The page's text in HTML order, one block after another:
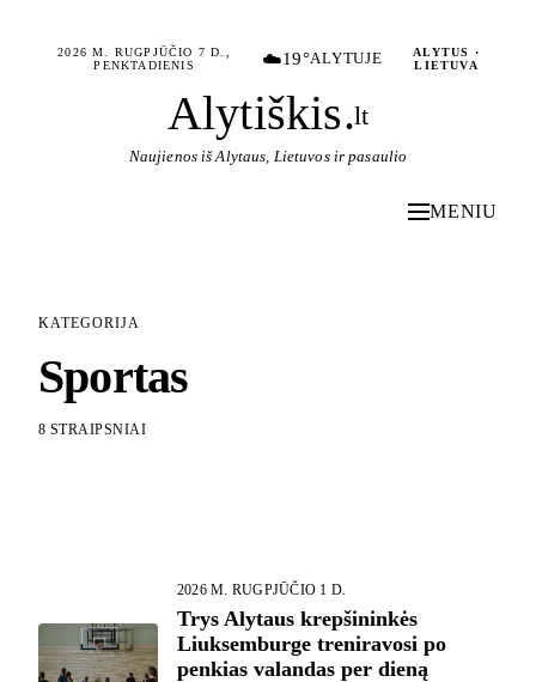
2026 M. RUGPJŪČIO 7 D.,
PENKTADIENIS
☁️19°ALYTUJE
ALYTUS ·
LIETUVA
Alytiškis.lt
Naujienos iš Alytaus, Lietuvos ir pasaulio
MENIU
KATEGORIJA
Sportas
8 STRAIPSNIAI
2026 M. RUGPJŪČIO 1 D.
Trys Alytaus krepšininkės
Liuksemburge treniravosi po
penkias valandas per dieną